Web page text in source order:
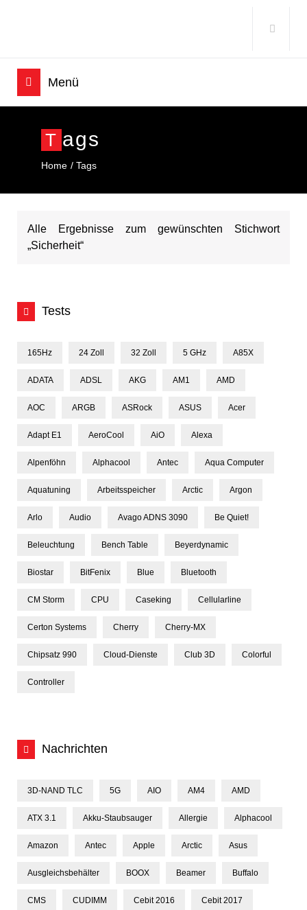
T Ags
Home Tags
Alle Ergebnisse zum gewünschten Stichwort
„Sicherheit“
Tests
165Hz 24 Zoll 32 Zoll 5 GHz A85X
ADATA ADSL AKG AM1 AMD
AOC ARGB ASRock ASUS Acer
Adapt E1 AeroCool AiO Alexa
Alpenföhn Alphacool Antec Aqua Computer
Aquatuning Arbeitsspeicher Arctic Argon
Arlo Audio Avago ADNS 3090 Be Quiet!
Beleuchtung Bench Table Beyerdynamic
Biostar BitFenix Blue Bluetooth
CM Storm CPU Caseking Cellularline
Certon Systems Cherry Cherry-MX
Chipsatz 990 Cloud-Dienste Club 3D Colorful
Controller
Nachrichten
3D-NAND TLC 5G AIO AM4 AMD
ATX 3.1 Akku-Staubsauger Allergie Alphacool
Amazon Antec Apple Arctic Asus
Ausgleichsbehälter BOOX Beamer Buffalo
CMS CUDIMM Cebit 2016 Cebit 2017